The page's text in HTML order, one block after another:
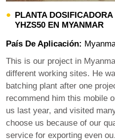
PLANTA
YHZS50 EN MYANMAR
País De Aplicación:
This is our project in
different working sites. He
batching plant after one
recommend him this mobile
us last year, and visited
choose us because of our
service for exporting even